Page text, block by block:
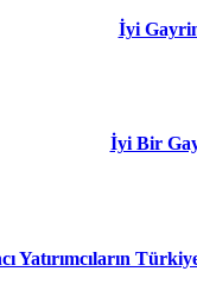
İyi
İyi Bir
Yatırımcıların